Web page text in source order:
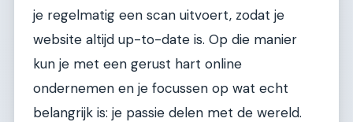
je regelmatig een scan uitvoert, zodat je
website altijd up-to-date is. Op die manier
kun je met een gerust hart online
ondernemen en je focussen op wat echt
belangrijk is: je passie delen met de wereld.